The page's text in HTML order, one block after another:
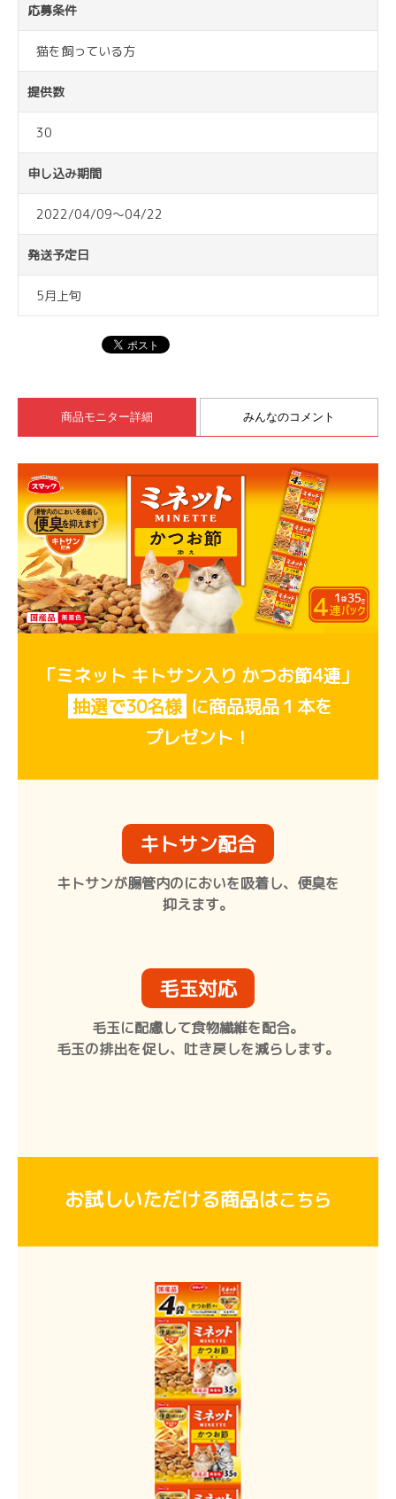
応募条件
猫を飼っている方
提供数
30
申し込み期間
2022/04/09～04/22
発送予定日
5月上旬
商品モニター詳細 みんなのコメント
「ミネット キトサン入り かつお節4連」
抽選で30名様 に商品現品１本を
プレゼント！
キトサン配合
キトサンが腸管内のにおいを吸着し、便臭を
抑えます。
毛玉対応
毛玉に配慮して食物繊維を配合。
毛玉の排出を促し、吐き戻しを減らします。
お試しいただける商品はこちら